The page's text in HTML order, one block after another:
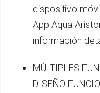
dispositivo
App Aqua
información
MÚLTIPLES
DISEÑO